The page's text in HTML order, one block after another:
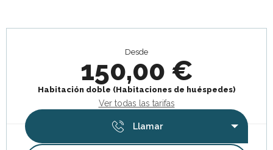
Desde
150,00 €
Habitación doble (Habitaciones de huéspedes)
Ver todas las tarifas
Llamar